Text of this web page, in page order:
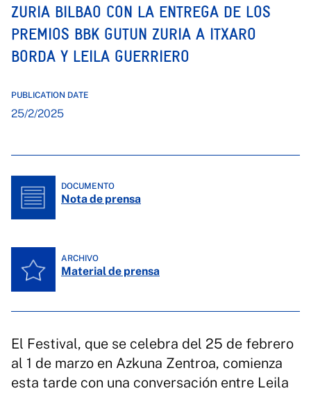
ZURIA BILBAO CON LA ENTREGA DE LOS
PREMIOS BBK GUTUN ZURIA A ITXARO
BORDA Y LEILA GUERRIERO
PUBLICATION DATE
25/2/2025
DOCUMENTO
Nota de prensa
ARCHIVO
Material de prensa
El Festival, que se celebra del 25 de febrero
al 1 de marzo en Azkuna Zentroa, comienza
esta tarde con una conversación entre Leila